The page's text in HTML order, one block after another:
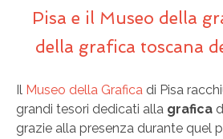
Pisa e il Museo della
della grafica toscana
Il Museo della Grafica di Pisa
grandi tesori dedicati alla grafica
grazie alla presenza durante quel